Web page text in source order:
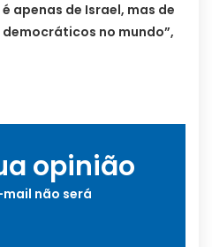
apenas de Israel, mas de
no mundo”,
opinião
não será